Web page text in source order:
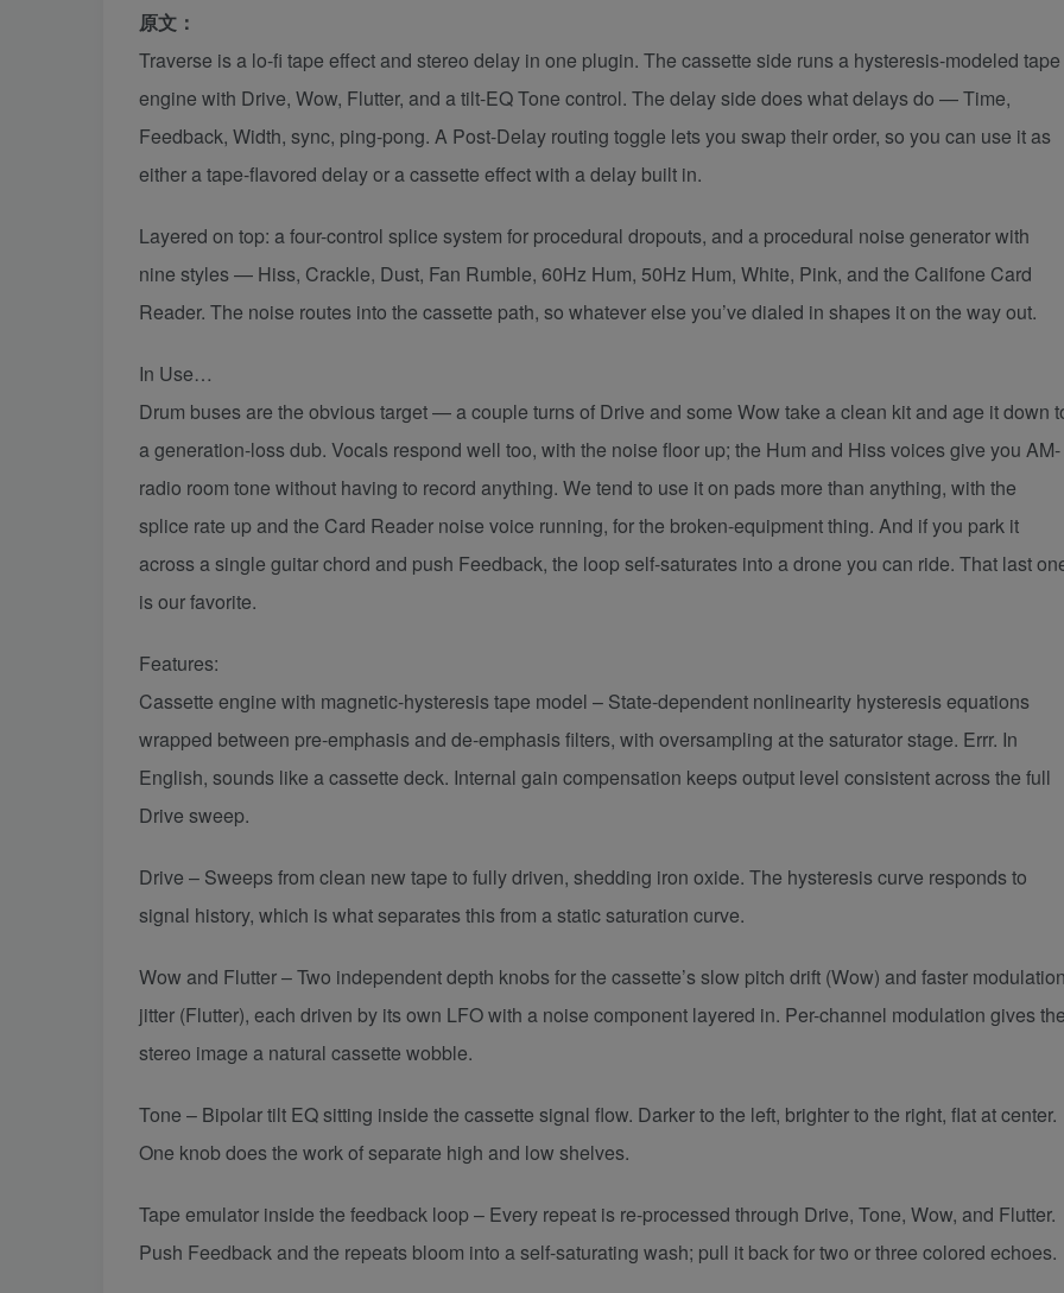
原文：
Traverse is a lo-fi tape effect and stereo delay in one plugin. The cassette side runs a hysteresis-modeled tape
engine with Drive, Wow, Flutter, and a tilt-EQ Tone control. The delay side does what delays do — Time,
Feedback, Width, sync, ping-pong. A Post-Delay routing toggle lets you swap their order, so you can use it as
either a tape-flavored delay or a cassette effect with a delay built in.
Layered on top: a four-control splice system for procedural dropouts, and a procedural noise generator with
nine styles — Hiss, Crackle, Dust, Fan Rumble, 60Hz Hum, 50Hz Hum, White, Pink, and the Califone Card
Reader. The noise routes into the cassette path, so whatever else you’ve dialed in shapes it on the way out.
In Use…
Drum buses are the obvious target — a couple turns of Drive and some Wow take a clean kit and age it down
a generation-loss dub. Vocals respond well too, with the noise floor up; the Hum and Hiss voices give you AM-
radio room tone without having to record anything. We tend to use it on pads more than anything, with the
splice rate up and the Card Reader noise voice running, for the broken-equipment thing. And if you park it
across a single guitar chord and push Feedback, the loop self-saturates into a drone you can ride. That last
is our favorite.
Features:
Cassette engine with magnetic-hysteresis tape model – State-dependent nonlinearity hysteresis equations
wrapped between pre-emphasis and de-emphasis filters, with oversampling at the saturator stage. Errr. In
English, sounds like a cassette deck. Internal gain compensation keeps output level consistent across the full
Drive sweep.
Drive – Sweeps from clean new tape to fully driven, shedding iron oxide. The hysteresis curve responds to
signal history, which is what separates this from a static saturation curve.
Wow and Flutter – Two independent depth knobs for the cassette’s slow pitch drift (Wow) and faster
jitter (Flutter), each driven by its own LFO with a noise component layered in. Per-channel modulation gives
stereo image a natural cassette wobble.
Tone – Bipolar tilt EQ sitting inside the cassette signal flow. Darker to the left, brighter to the right, flat at center.
One knob does the work of separate high and low shelves.
Tape emulator inside the feedback loop – Every repeat is re-processed through Drive, Tone, Wow, and Flutter.
Push Feedback and the repeats bloom into a self-saturating wash; pull it back for two or three colored echoes.